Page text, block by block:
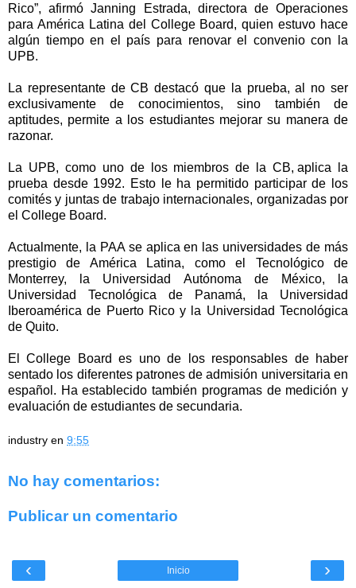
Rico”, afirmó Janning Estrada, directora de Operaciones
para América Latina del College Board, quien estuvo hace
algún tiempo en el país para renovar el convenio con la
UPB.
La representante de CB destacó que la prueba, al no ser
exclusivamente de conocimientos, sino también de
aptitudes, permite a los estudiantes mejorar su manera de
razonar.
La UPB, como uno de los miembros de la CB, aplica la
prueba desde 1992. Esto le ha permitido participar de los
comités y juntas de trabajo internacionales, organizadas por
el College Board.
Actualmente, la PAA se aplica en las universidades de más
prestigio de América Latina, como el Tecnológico de
Monterrey, la Universidad Autónoma de México, la
Universidad Tecnológica de Panamá, la Universidad
Iberoamérica de Puerto Rico y la Universidad Tecnológica
de Quito.
El College Board es uno de los responsables de haber
sentado los diferentes patrones de admisión universitaria en
español. Ha establecido también programas de medición y
evaluación de estudiantes de secundaria.
industry en 9:55
No hay comentarios:
Publicar un comentario
‹ ›
Inicio